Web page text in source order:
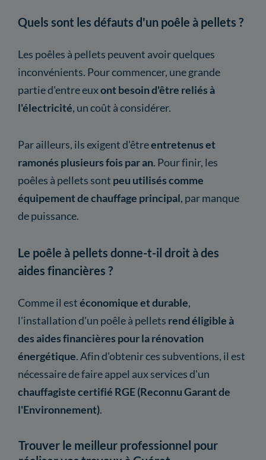
Quels sont les défauts d'un poêle à pellets ?
Les poêles à pellets peuvent avoir quelques
inconvénients. Pour commencer, une grande
partie d'entre euxont besoin d'être reliés à
l'électricité, un coût à considérer.
Par ailleurs, ils exigent d'êtreentretenus et
ramonés plusieurs fois par an. Pour finir, les
poêles à pellets sont peu utilisés comme
équipement de chauffage principal, par manque
de puissance.
Le poêle à pellets donne-t-il droit à des
aides financières ?
Comme il estéconomique et durable,
l'installation d'un poêle à pellets rend éligible à
des aides financières pour la rénovation
énergétique. Afin d'obtenir ces subventions, il est
nécessaire de faire appel aux services d'un
chauffagiste certifié RGE (Reconnu Garant de
l'Environnement).
Trouver le meilleur professionnel pour